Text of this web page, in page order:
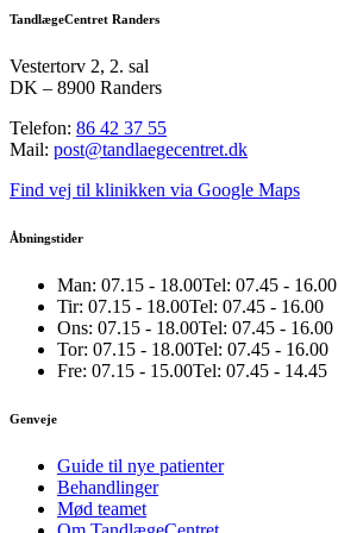
TandlægeCentret Randers
Vestertorv 2, 2. sal
DK – 8900 Randers
Telefon: 86 42 37 55
Mail: post@tandlaegecentret.dk
Find vej til klinikken via Google Maps
Åbningstider
Man: 07.15 - 18.00Tel: 07.45 - 16.00
Tir: 07.15 - 18.00Tel: 07.45 - 16.00
Ons: 07.15 - 18.00Tel: 07.45 - 16.00
Tor: 07.15 - 18.00Tel: 07.45 - 16.00
Fre: 07.15 - 15.00Tel: 07.45 - 14.45
Genveje
Guide til nye patienter
Behandlinger
Mød teamet